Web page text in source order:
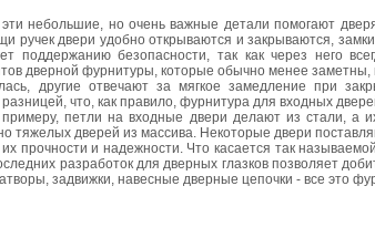
небольшие, но очень важные детали помогают
двери удобно открываются и закрываются,
поддержанию безопасности, так как через него
дверной фурнитуры, которые обычно менее
другие отвечают за мягкое замедление при
что, как правило, фурнитура для входных
петли на входные двери делают из стали, а
дверей из массива. Некоторые двери
прочности и надежности. Что касается так
разработок для дверных глазков позволяет
задвижки, навесные дверные цепочки - все это